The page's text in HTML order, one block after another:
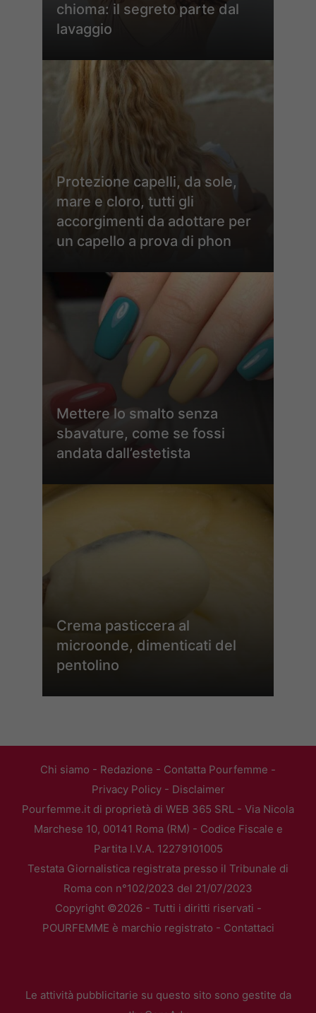
chioma: il segreto parte dal
lavaggio
Protezione capelli, da sole,
mare e cloro, tutti gli
accorgimenti da adottare per
un capello a prova di phon
Mettere lo smalto senza
sbavature, come se fossi
andata dall’estetista
Crema pasticcera al
microonde, dimenticati del
pentolino
Chi siamo - Redazione - Contatta Pourfemme -
Privacy Policy- Disclaimer
Pourfemme.it di proprietà di WEB 365 SRL - Via Nicola
Marchese 10, 00141 Roma (RM) - Codice Fiscale e
Partita I.V.A. 12279101005
Testata Giornalistica registrata presso il Tribunale di
Roma con n°102/2023 del 21/07/2023
Copyright ©2026 - Tutti i diritti riservati -
POURFEMME è marchio registrato - Contattaci
Le attività pubblicitarie su questo sito sono gestite da